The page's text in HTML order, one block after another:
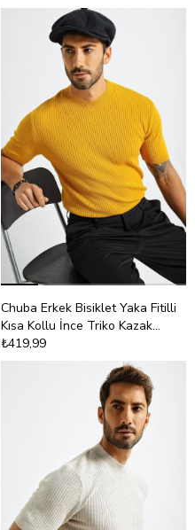
Chuba Erkek Bisiklet Yaka Fitilli
Kısa Kollu İnce Triko Kazak
21W301
₺419,99